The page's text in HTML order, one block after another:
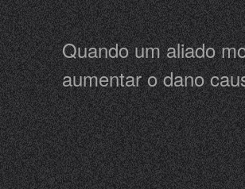
Quando um aliado
aumentar o dano